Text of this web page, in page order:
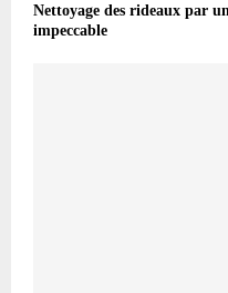
Nettoyage des rideaux par
impeccable